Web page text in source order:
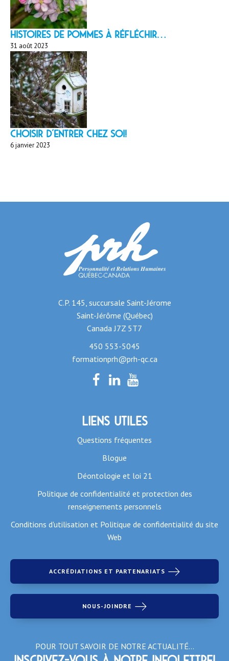
HISTOIRES DE POMMES À réfléchir…
31 août 2023
Choisir d'entrer chez soi!
6 janvier 2023
C.P. 145, succursale Saint-Jérome
Saint-Jérôme (Québec)
Canada J7Z 5T7
450 553-5045
formationprh@prh-qc.ca
Liens utiles
Questions fréquentes
Blogue
Déontologie et loi 21
Politique de confidentialité et protection des
renseignements personnels
Conditions d'utilisation et Politique de confidentialité du site
Web
ACCRÉDIATIONS ET PARTENARIATS
NOUS-JOINDRE
POUR TOUT SAVOIR DE NOTRE ACTUALITÉ…